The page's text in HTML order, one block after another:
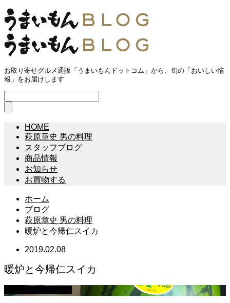
お取り寄せグルメ通販「うまいもんドットコム」から、旬の「おいしい情
報」をお届けします
HOME
萩原章史 男の料理
スタッフブログ
商品情報
お知らせ
お買物する
ホーム
ブログ
萩原章史 男の料理
暖炉と今帰仁スイカ
2019.02.08
暖炉と今帰仁スイカ